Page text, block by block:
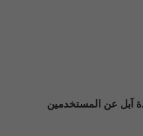
آبل عن المستخدمين